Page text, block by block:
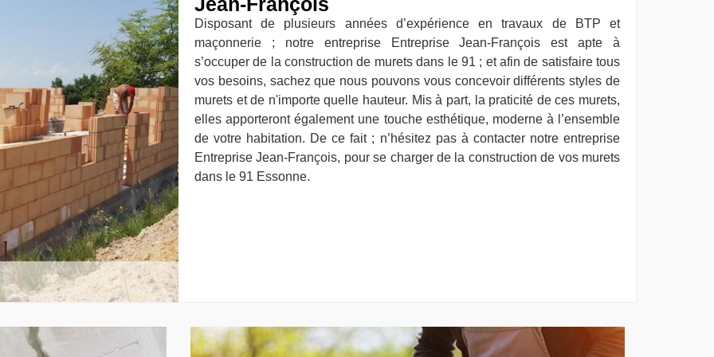
Disposant de plusieurs années d’expérience en travaux de BTP et
maçonnerie ; notre entreprise Entreprise Jean-François est apte à
s’occuper de la construction de murets dans le 91 ; et afin de satisfaire tous
vos besoins, sachez que nous pouvons vous concevoir différents styles de
murets et de n'importe quelle hauteur. Mis à part, la praticité de ces murets,
elles apporteront également une touche esthétique, moderne à l’ensemble
de votre habitation. De ce fait ; n’hésitez pas à contacter notre entreprise
Entreprise Jean-François, pour se charger de la construction de vos murets
dans le 91 Essonne.